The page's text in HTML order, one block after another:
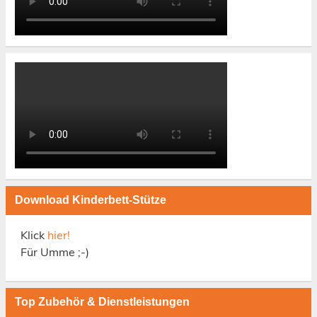
Download Kinderbett-Stütze
Klick hier!
Für Umme ;-)
Top Zubehör & Dienstleistungen